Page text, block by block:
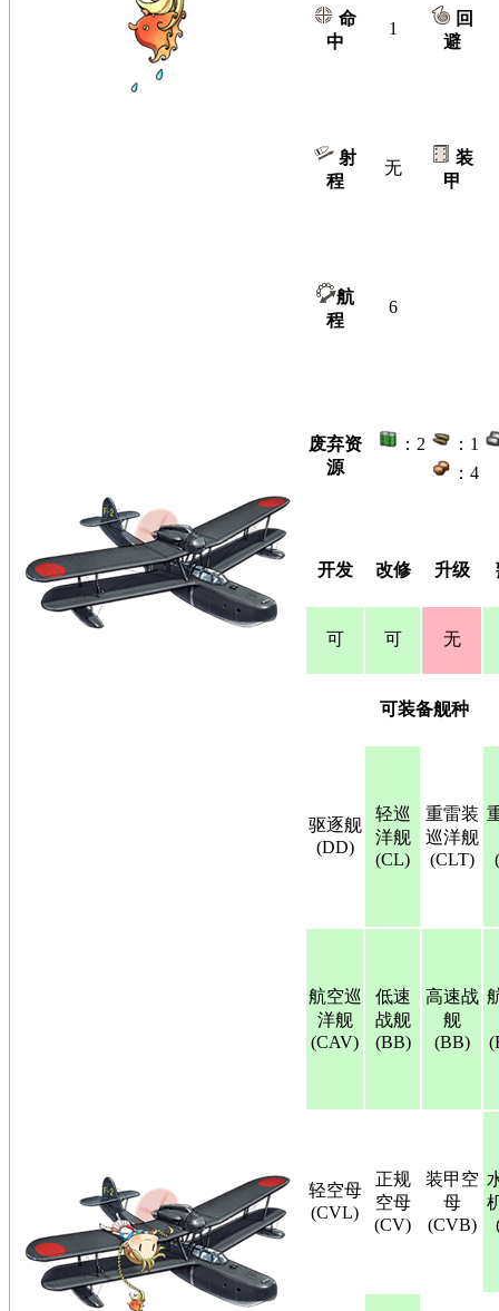
命
中
1
回
避
射
程
无
装
甲
航
程
6
废弃资
源
：2
：1
：4
开发 改修 升级
可 可 无
可装备舰种
驱逐舰
(DD)
轻巡
洋舰
(CL)
重雷装
巡洋舰
(CLT)
航空巡
洋舰
(CAV)
低速
战舰
(BB)
高速战
舰
(BB)
轻空母
(CVL)
正规
空母
(CV)
装甲空
母
(CVB)